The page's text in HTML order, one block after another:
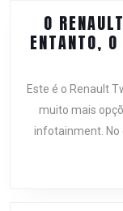
O
ENTANTO,
Este é o Renault
muito mais
infotainment. No